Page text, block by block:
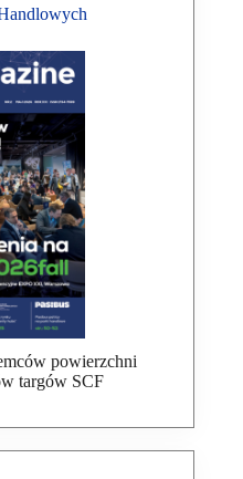
powierzchni
targów SCF